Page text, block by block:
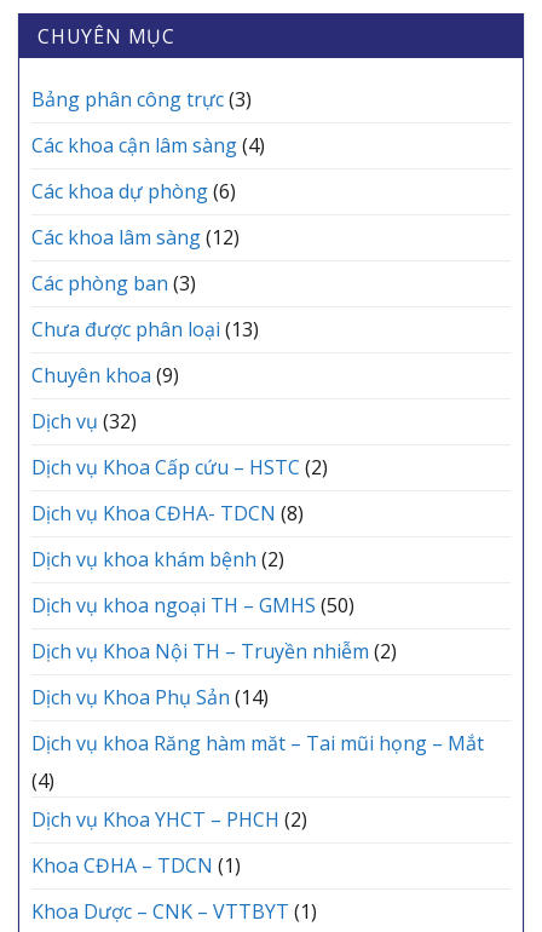
MỖI
CÁC
THẦM
CHUYÊN MỤC
Bảng phân công trực(3)
Các khoa cận lâm sàng(4)
Các khoa dự phòng(6)
Các khoa lâm sàng(12)
Các phòng ban (3)
Chưa được phân loại (13)
Chuyên khoa (9)
Dịch vụ (32)
Dịch vụ Khoa Cấp cứu – HSTC (2)
Dịch vụ Khoa CĐHA- TDCN (8)
Dịch vụ khoa khám bệnh (2)
Dịch vụ khoa ngoại TH – GMHS (50)
Dịch vụ Khoa Nội TH – Truyền nhiễm (2)
Dịch vụ Khoa Phụ Sản (14)
Dịch vụ khoa Răng hàm măt – Tai mũi họng – Mắt
(4)
Dịch vụ Khoa YHCT – PHCH (2)
Khoa CĐHA – TDCN (1)
Khoa Dược – CNK – VTTBYT (1)